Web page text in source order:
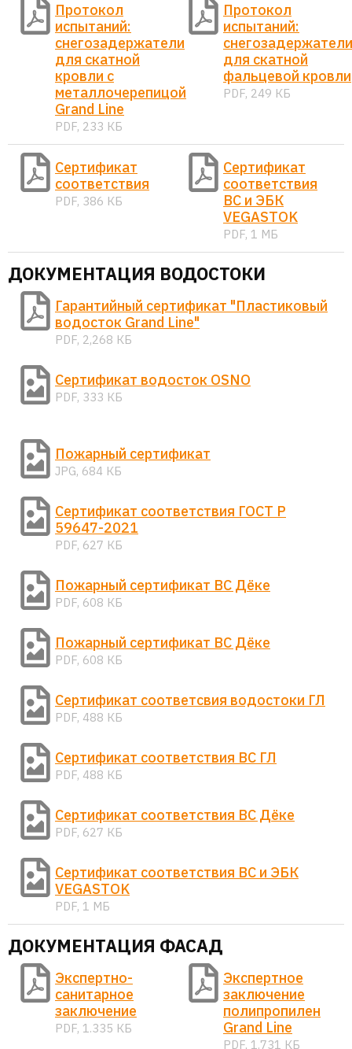
Протокол
испытаний:
снегозадержатели
для скатной
кровли с
металлочерепицой
Grand Line
PDF, 233 КБ
Протокол
испытаний:
снегозадержатели
для скатной
фальцевой кровли
PDF, 249 КБ
Сертификат
соответствия
PDF, 386 КБ
Сертификат
соответствия
ВС и ЭБК
VEGASTOK
PDF, 1 МБ
ДОКУМЕНТАЦИЯ ВОДОСТОКИ
Гарантийный сертификат "Пластиковый
водосток Grand Line"
PDF, 2,268 КБ
Сертификат водосток OSNO
PDF, 333 КБ
Пожарный сертификат
JPG, 684 КБ
Сертификат соответствия ГОСТ Р
59647-2021
PDF, 627 КБ
Пожарный сертификат ВС Дёке
PDF, 608 КБ
Пожарный сертификат ВС Дёке
PDF, 608 КБ
Сертификат соответсвия водостоки ГЛ
PDF, 488 КБ
Сертификат соответствия ВС ГЛ
PDF, 488 КБ
Сертификат соответствия ВС Дёке
PDF, 627 КБ
Сертификат соответствия ВС и ЭБК
VEGASTOK
PDF, 1 МБ
ДОКУМЕНТАЦИЯ ФАСАД
Экспертно-
санитарное
заключение
PDF, 1.335 КБ
Экспертное
заключение
полипропилен
Grand Line
PDF, 1.731 КБ